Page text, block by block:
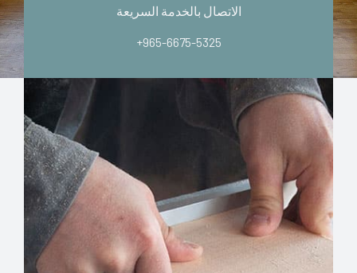
الاتصال بالخدمة السريعة
+965-6675-5325